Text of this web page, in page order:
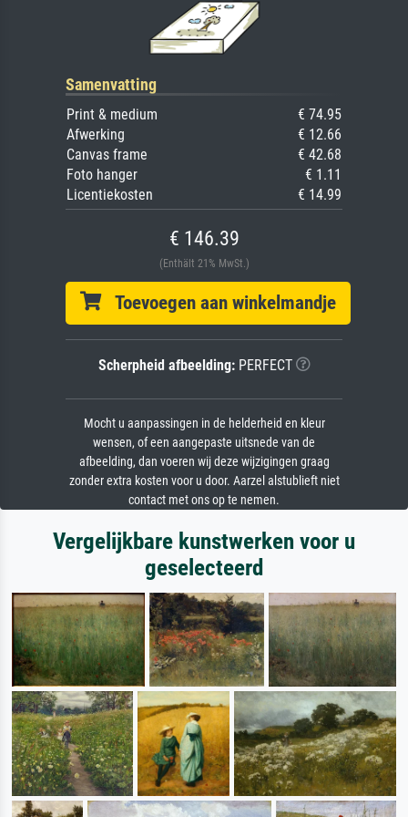
Samenvatting
Print & medium
€ 74.95
Afwerking
€ 12.66
Canvas frame
€ 42.68
Foto hanger
€ 1.11
Licentiekosten
€ 14.99
€ 146.39
(Enthält 21% MwSt.)
Toevoegen aan winkelmandje
Scherpheid afbeelding:PERFECT
Mocht u aanpassingen in de helderheid en kleur
wensen, of een aangepaste uitsnede van de
afbeelding, dan voeren wij deze wijzigingen graag
zonder extra kosten voor u door. Aarzel alstublieft niet
contact met ons op te nemen.
Vergelijkbare kunstwerken voor u
geselecteerd